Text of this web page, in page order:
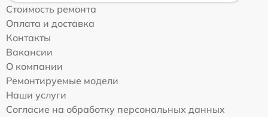
Стоимость ремонта
Оплата и доставка
Контакты
Вакансии
О компании
Ремонтируемые модели
Наши услуги
Согласие на обработку персональных данных